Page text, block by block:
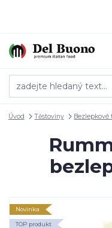
Úvod Těstoviny Bezlepkové
Novinka
TOP produkt